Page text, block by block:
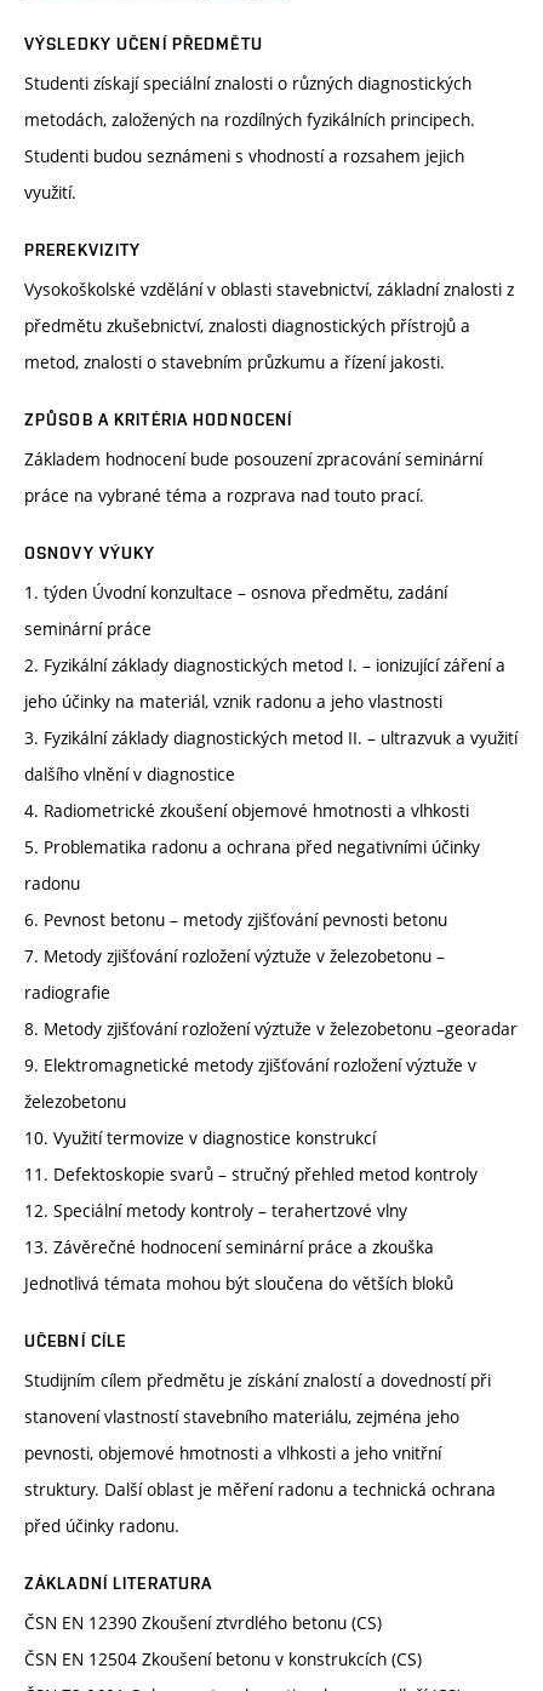
VÝSLEDKY UČENÍ PŘEDMĚTU
Studenti získají speciální znalosti o různých diagnostických
metodách, založených na rozdílných fyzikálních principech.
Studenti budou seznámeni s vhodností a rozsahem jejich
využití.
PREREKVIZITY
Vysokoškolské vzdělání v oblasti stavebnictví, základní znalosti z
předmětu zkušebnictví, znalosti diagnostických přístrojů a
metod, znalosti o stavebním průzkumu a řízení jakosti.
ZPŮSOB A KRITÉRIA HODNOCENÍ
Základem hodnocení bude posouzení zpracování seminární
práce na vybrané téma a rozprava nad touto prací.
OSNOVY VÝUKY
1. týden Úvodní konzultace – osnova předmětu, zadání
seminární práce
2. Fyzikální základy diagnostických metod I. – ionizující záření a
jeho účinky na materiál, vznik radonu a jeho vlastnosti
3. Fyzikální základy diagnostických metod II. – ultrazvuk a využití
dalšího vlnění v diagnostice
4. Radiometrické zkoušení objemové hmotnosti a vlhkosti
5. Problematika radonu a ochrana před negativními účinky
radonu
6. Pevnost betonu – metody zjišťování pevnosti betonu
7. Metody zjišťování rozložení výztuže v železobetonu –
radiografie
8. Metody zjišťování rozložení výztuže v železobetonu –georadar
9. Elektromagnetické metody zjišťování rozložení výztuže v
železobetonu
10. Využití termovize v diagnostice konstrukcí
11. Defektoskopie svarů – stručný přehled metod kontroly
12. Speciální metody kontroly – terahertzové vlny
13. Závěrečné hodnocení seminární práce a zkouška
Jednotlivá témata mohou být sloučena do větších bloků
UČEBNÍ CÍLE
Studijním cílem předmětu je získání znalostí a dovedností při
stanovení vlastností stavebního materiálu, zejména jeho
pevnosti, objemové hmotnosti a vlhkosti a jeho vnitřní
struktury. Další oblast je měření radonu a technická ochrana
před účinky radonu.
ZÁKLADNÍ LITERATURA
ČSN EN 12390 Zkoušení ztvrdlého betonu (CS)
ČSN EN 12504 Zkoušení betonu v konstrukcích (CS)